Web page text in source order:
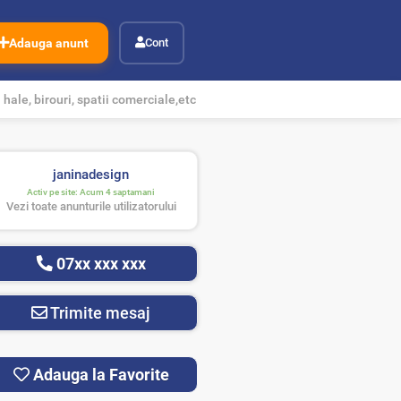
Adauga anunt Cont
birouri, spatii comerciale,etc
janinadesign
Activ pe site: Acum 4 saptamani
Vezi toate anunturile utilizatorului
07xx xxx xxx
Trimite mesaj
Adauga la Favorite